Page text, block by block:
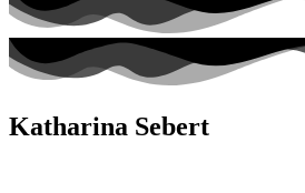
Katharina Sebert